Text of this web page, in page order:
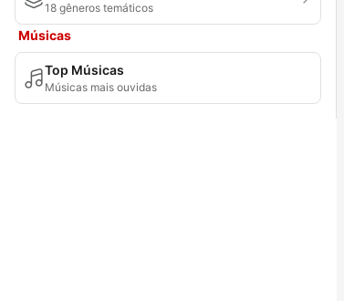
18 gêneros temáticos
Músicas
Top Músicas
Músicas mais ouvidas